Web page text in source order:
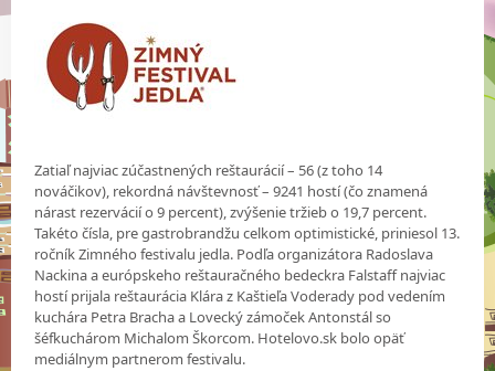
Zatiaľ najviac zúčastnených reštaurácií – 56 (z toho 14
nováčikov), rekordná návštevnosť – 9241 hostí (čo znamená
nárast rezervácií o 9 percent), zvýšenie tržieb o 19,7 percent.
Takéto čísla, pre gastrobrandžu celkom optimistické, priniesol 13.
ročník Zimného festivalu jedla. Podľa organizátora Radoslava
Nackina a európskeho reštauračného bedeckra Falstaff najviac
hostí prijala reštaurácia Klára z Kaštieľa Voderady pod vedením
kuchára Petra Bracha a Lovecký zámoček Antonstál so
šéfkuchárom Michalom Škorcom. Hotelovo.sk bolo opäť
mediálnym partnerom festivalu.